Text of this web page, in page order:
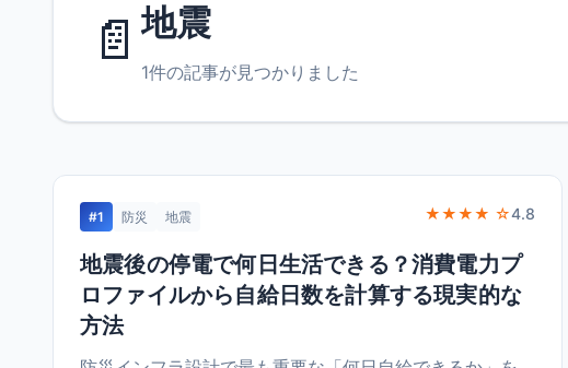
📄 地震
1件の記事が見つかりました
#1 防災 地震 ★★★★ ☆4.8
地震後の停電で何日生活できる？消費電力プ
ロファイルから自給日数を計算する現実的な
方法